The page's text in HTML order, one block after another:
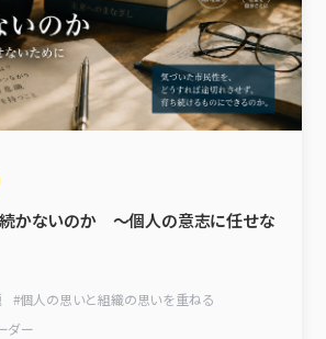
かないのか ～個人の意志に任せな
#個人の思いと組織の思いを重ねる
ダー